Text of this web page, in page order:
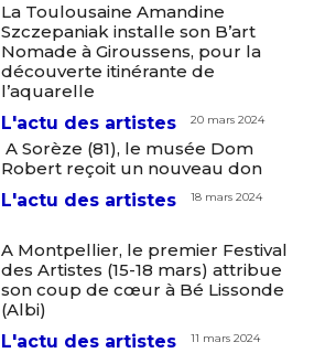
La Toulousaine Amandine
Szczepaniak installe son B’art
Nomade à Giroussens, pour la
découverte itinérante de
l’aquarelle
L'actu des artistes
20 mars 2024
A Sorèze (81), le musée Dom
Robert reçoit un nouveau don
L'actu des artistes
18 mars 2024
A Montpellier, le premier Festival
des Artistes (15-18 mars) attribue
son coup de cœur à Bé Lissonde
(Albi)
L'actu des artistes
11 mars 2024